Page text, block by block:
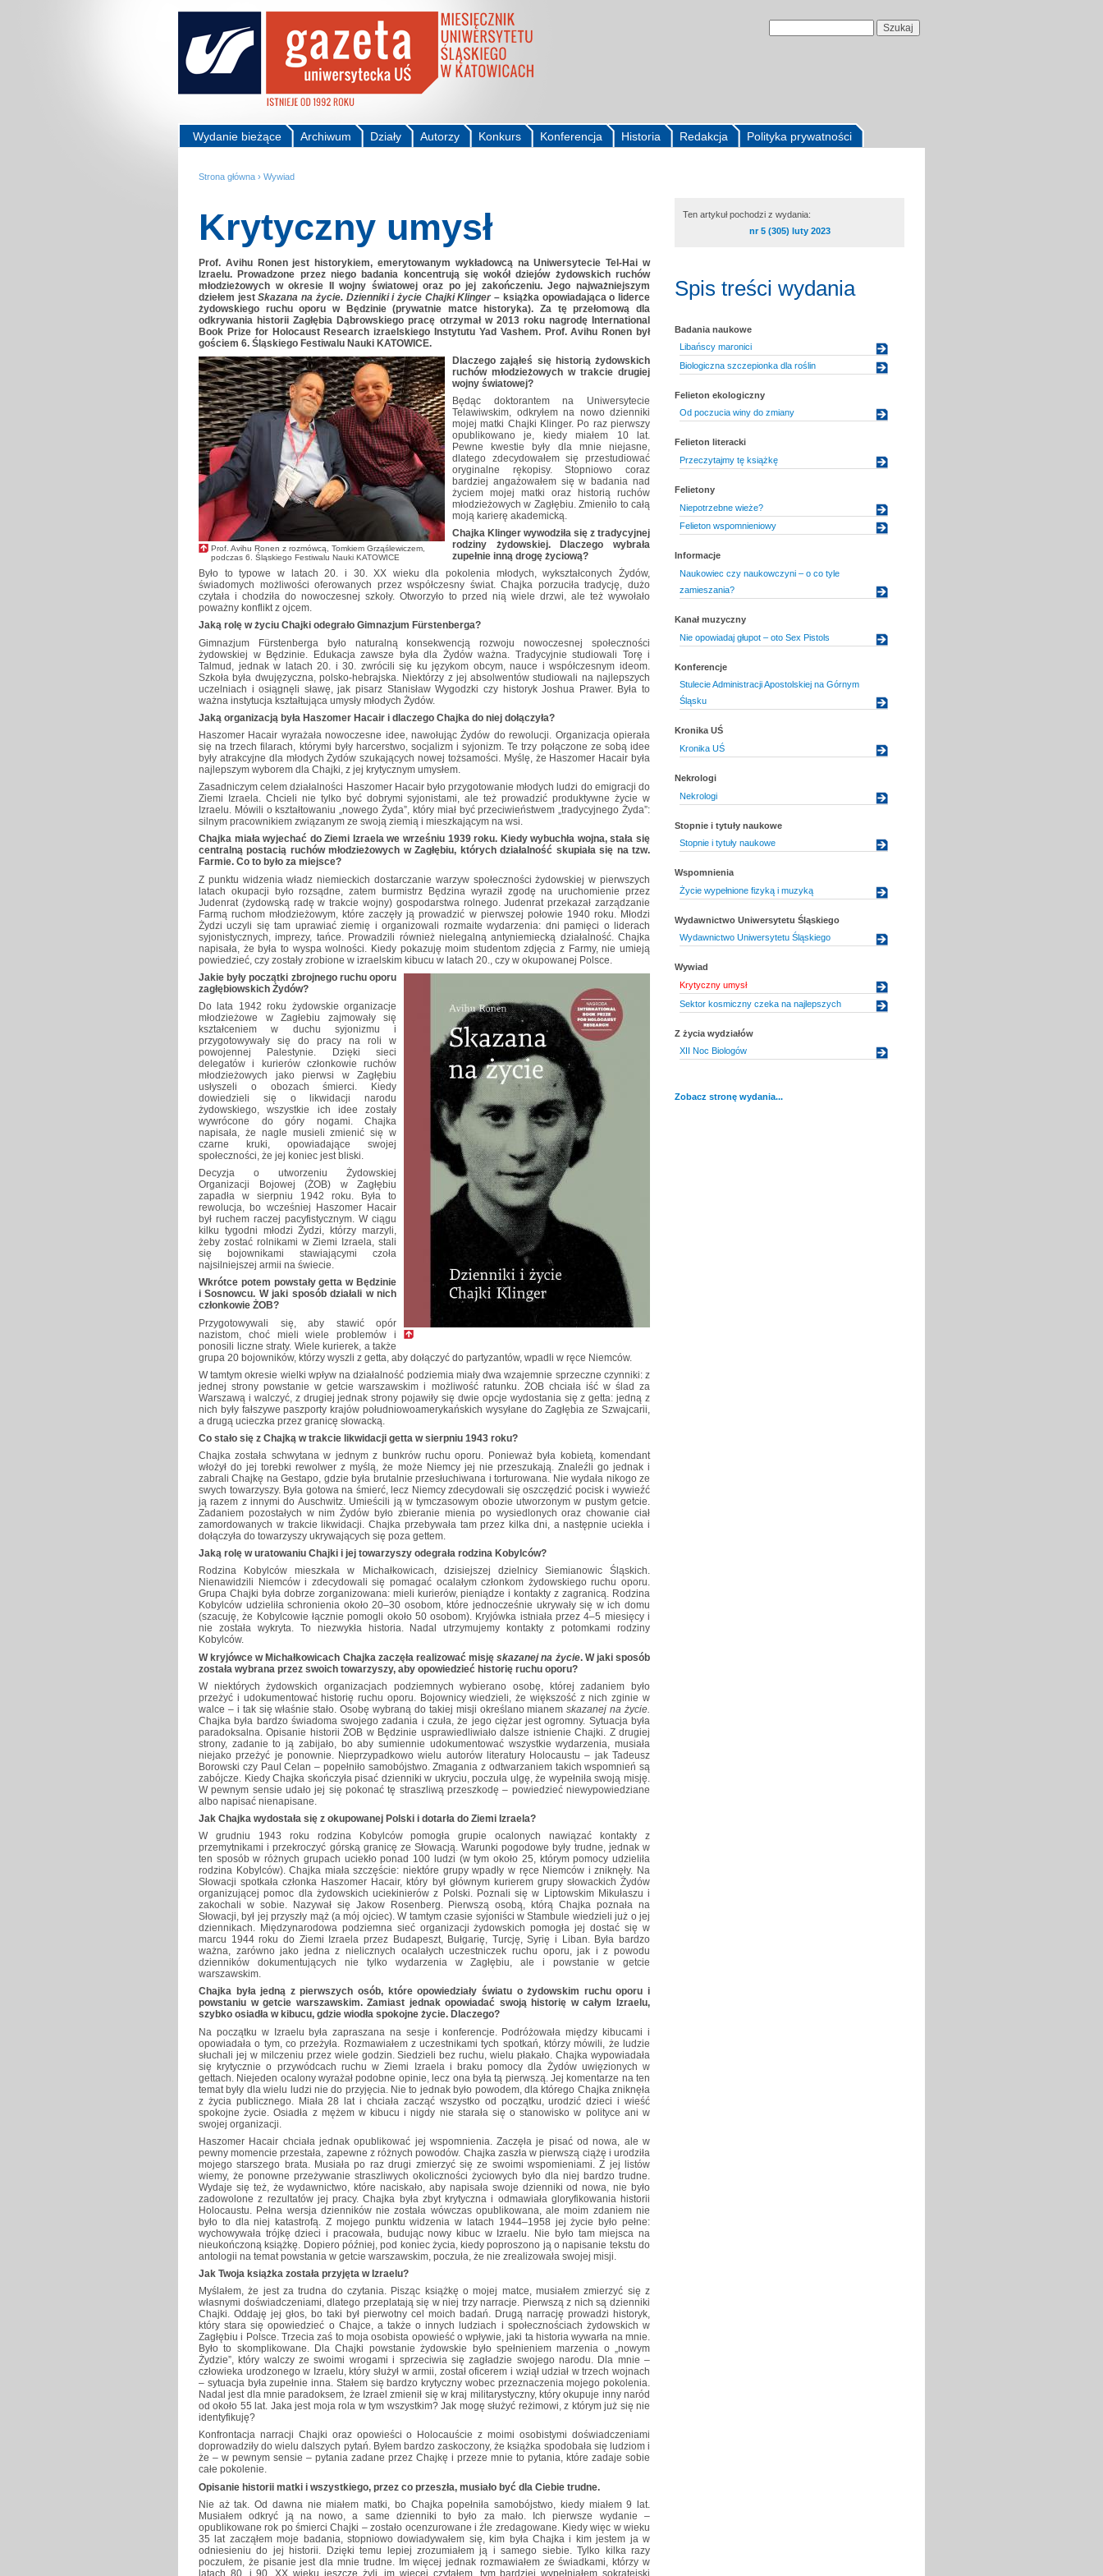
Polityka prywatności
Redakcja
Historia
Konferencja
Konkurs
Autorzy
Działy
Archiwum
Wydanie bieżące
Strona główna › Wywiad
Krytyczny umysł
Prof. Avihu Ronen jest historykiem, emerytowanym wykładowcą na Uniwersytecie Tel-Hai w
Izraelu. Prowadzone przez niego badania koncentrują się wokół dziejów żydowskich ruchów
młodzieżowych w okresie II wojny światowej oraz po jej zakończeniu. Jego najważniejszym
dziełem jestSkazana na życie. Dzienniki i życie Chajki Klinger – książka opowiadająca o liderce
żydowskiego ruchu oporu w Będzinie (prywatnie matce historyka). Za tę przełomową dla
odkrywania historii Zagłębia Dąbrowskiego pracę otrzymał w 2013 roku nagrodę International
Book Prize for Holocaust Research izraelskiego Instytutu Yad Vashem. Prof. Avihu Ronen był
gościem 6. Śląskiego Festiwalu Nauki KATOWICE.
Prof. Avihu Ronen z rozmówcą, Tomkiem Grząślewiczem,
podczas 6. Śląskiego Festiwalu Nauki KATOWICE
Dlaczego zająłeś się historią żydowskich
ruchów młodzieżowych w trakcie drugiej
wojny światowej?
Będąc doktorantem na Uniwersytecie
Telawiwskim, odkryłem na nowo dzienniki
mojej matki Chajki Klinger. Po raz pierwszy
opublikowano je, kiedy miałem 10 lat.
Pewne kwestie były dla mnie niejasne,
dlatego zdecydowałem się przestudiować
oryginalne rękopisy. Stopniowo coraz
bardziej angażowałem się w badania nad
życiem mojej matki oraz historią ruchów
młodzieżowych w Zagłębiu. Zmieniło to całą
moją karierę akademicką.
Chajka Klinger wywodziła się z tradycyjnej
rodziny żydowskiej. Dlaczego wybrała
zupełnie inną drogę życiową?
Było to typowe w latach 20. i 30. XX wieku dla pokolenia młodych, wykształconych Żydów,
świadomych możliwości oferowanych przez współczesny świat. Chajka porzuciła tradycję, dużo
czytała i chodziła do nowoczesnej szkoły. Otworzyło to przed nią wiele drzwi, ale też wywołało
poważny konflikt z ojcem.
Jaką rolę w życiu Chajki odegrało Gimnazjum Fürstenberga?
Gimnazjum Fürstenberga było naturalną konsekwencją rozwoju nowoczesnej społeczności
żydowskiej w Będzinie. Edukacja zawsze była dla Żydów ważna. Tradycyjnie studiowali Torę i
Talmud, jednak w latach 20. i 30. zwrócili się ku językom obcym, nauce i współczesnym ideom.
Szkoła była dwujęzyczna, polsko-hebrajska. Niektórzy z jej absolwentów studiowali na najlepszych
uczelniach i osiągnęli sławę, jak pisarz Stanisław Wygodzki czy historyk Joshua Prawer. Była to
ważna instytucja kształtująca umysły młodych Żydów.
Jaką organizacją była Haszomer Hacair i dlaczego Chajka do niej dołączyła?
Haszomer Hacair wyrażała nowoczesne idee, nawołując Żydów do rewolucji. Organizacja opierała
się na trzech filarach, którymi były harcerstwo, socjalizm i syjonizm. Te trzy połączone ze sobą idee
były atrakcyjne dla młodych Żydów szukających nowej tożsamości. Myślę, że Haszomer Hacair była
najlepszym wyborem dla Chajki, z jej krytycznym umysłem.
Zasadniczym celem działalności Haszomer Hacair było przygotowanie młodych ludzi do emigracji do
Ziemi Izraela. Chcieli nie tylko być dobrymi syjonistami, ale też prowadzić produktywne życie w
Izraelu. Mówili o kształtowaniu „nowego Żyda”, który miał być przeciwieństwem „tradycyjnego Żyda”:
silnym pracownikiem związanym ze swoją ziemią i mieszkającym na wsi.
Chajka miała wyjechać do Ziemi Izraela we wrześniu 1939 roku. Kiedy wybuchła wojna, stała się
centralną postacią ruchów młodzieżowych w Zagłębiu, których działalność skupiała się na tzw.
Farmie. Co to było za miejsce?
Z punktu widzenia władz niemieckich dostarczanie warzyw społeczności żydowskiej w pierwszych
latach okupacji było rozsądne, zatem burmistrz Będzina wyraził zgodę na uruchomienie przez
Judenrat (żydowską radę w trakcie wojny) gospodarstwa rolnego. Judenrat przekazał zarządzanie
Farmą ruchom młodzieżowym, które zaczęły ją prowadzić w pierwszej połowie 1940 roku. Młodzi
Żydzi uczyli się tam uprawiać ziemię i organizowali rozmaite wydarzenia: dni pamięci o liderach
syjonistycznych, imprezy, tańce. Prowadzili również nielegalną antyniemiecką działalność. Chajka
napisała, że była to wyspa wolności. Kiedy pokazuję moim studentom zdjęcia z Farmy, nie umieją
powiedzieć, czy zostały zrobione w izraelskim kibucu w latach 20., czy w okupowanej Polsce.
Jakie były początki zbrojnego ruchu oporu
zagłębiowskich Żydów?
Do lata 1942 roku żydowskie organizacje
młodzieżowe w Zagłebiu zajmowały się
kształceniem w duchu syjonizmu i
przygotowywały się do pracy na roli w
powojennej Palestynie. Dzięki sieci
delegatów i kurierów członkowie ruchów
młodzieżowych jako pierwsi w Zagłębiu
usłyszeli o obozach śmierci. Kiedy
dowiedzieli się o likwidacji narodu
żydowskiego, wszystkie ich idee zostały
wywrócone do góry nogami. Chajka
napisała, że nagle musieli zmienić się w
czarne kruki, opowiadające swojej
społeczności, że jej koniec jest bliski.
Decyzja o utworzeniu Żydowskiej
Organizacji Bojowej (ŻOB) w Zagłębiu
zapadła w sierpniu 1942 roku. Była to
rewolucja, bo wcześniej Haszomer Hacair
był ruchem raczej pacyfistycznym. W ciągu
kilku tygodni młodzi Żydzi, którzy marzyli,
żeby zostać rolnikami w Ziemi Izraela, stali
się bojownikami stawiającymi czoła
najsilniejszej armii na świecie.
Wkrótce potem powstały getta w Będzinie
i Sosnowcu. W jaki sposób działali w nich
członkowie ŻOB?
Przygotowywali się, aby stawić opór
nazistom, choć mieli wiele problemów i
ponosili liczne straty. Wiele kurierek, a także
grupa 20 bojowników, którzy wyszli z getta, aby dołączyć do partyzantów, wpadli w ręce Niemców.
W tamtym okresie wielki wpływ na działalność podziemia miały dwa wzajemnie sprzeczne czynniki: z
jednej strony powstanie w getcie warszawskim i możliwość ratunku. ŻOB chciała iść w ślad za
Warszawą i walczyć, z drugiej jednak strony pojawiły się dwie opcje wydostania się z getta: jedną z
nich były fałszywe paszporty krajów południowoamerykańskich wysyłane do Zagłębia ze Szwajcarii,
a drugą ucieczka przez granicę słowacką.
Co stało się z Chajką w trakcie likwidacji getta w sierpniu 1943 roku?
Chajka została schwytana w jednym z bunkrów ruchu oporu. Ponieważ była kobietą, komendant
włożył do jej torebki rewolwer z myślą, że może Niemcy jej nie przeszukają. Znaleźli go jednak i
zabrali Chajkę na Gestapo, gdzie była brutalnie przesłuchiwana i torturowana. Nie wydała nikogo ze
swych towarzyszy. Była gotowa na śmierć, lecz Niemcy zdecydowali się oszczędzić pocisk i wywieźć
ją razem z innymi do Auschwitz. Umieścili ją w tymczasowym obozie utworzonym w pustym getcie.
Zadaniem pozostałych w nim Żydów było zbieranie mienia po wysiedlonych oraz chowanie ciał
zamordowanych w trakcie likwidacji. Chajka przebywała tam przez kilka dni, a następnie uciekła i
dołączyła do towarzyszy ukrywających się poza gettem.
Jaką rolę w uratowaniu Chajki i jej towarzyszy odegrała rodzina Kobylców?
Rodzina Kobylców mieszkała w Michałkowicach, dzisiejszej dzielnicy Siemianowic Śląskich.
Nienawidzili Niemców i zdecydowali się pomagać ocalałym członkom żydowskiego ruchu oporu.
Grupa Chajki była dobrze zorganizowana: mieli kurierów, pieniądze i kontakty z zagranicą. Rodzina
Kobylców udzieliła schronienia około 20–30 osobom, które jednocześnie ukrywały się w ich domu
(szacuję, że Kobylcowie łącznie pomogli około 50 osobom). Kryjówka istniała przez 4–5 miesięcy i
nie została wykryta. To niezwykła historia. Nadal utrzymujemy kontakty z potomkami rodziny
Kobylców.
W kryjówce w Michałkowicach Chajka zaczęła realizować misjęskazanej na życie. W jaki sposób
została wybrana przez swoich towarzyszy, aby opowiedzieć historię ruchu oporu?
W niektórych żydowskich organizacjach podziemnych wybierano osobę, której zadaniem było
przeżyć i udokumentować historię ruchu oporu. Bojownicy wiedzieli, że większość z nich zginie w
walce – i tak się właśnie stało. Osobę wybraną do takiej misji określano mianemskazanej na życie.
Chajka była bardzo świadoma swojego zadania i czuła, że jego ciężar jest ogromny. Sytuacja była
paradoksalna. Opisanie historii ŻOB w Będzinie usprawiedliwiało dalsze istnienie Chajki. Z drugiej
strony, zadanie to ją zabijało, bo aby sumiennie udokumentować wszystkie wydarzenia, musiała
niejako przeżyć je ponownie. Nieprzypadkowo wielu autorów literatury Holocaustu – jak Tadeusz
Borowski czy Paul Celan – popełniło samobójstwo. Zmagania z odtwarzaniem takich wspomnień są
zabójcze. Kiedy Chajka skończyła pisać dzienniki w ukryciu, poczuła ulgę, że wypełniła swoją misję.
W pewnym sensie udało jej się pokonać tę straszliwą przeszkodę – powiedzieć niewypowiedziane
albo napisać nienapisane.
Jak Chajka wydostała się z okupowanej Polski i dotarła do Ziemi Izraela?
W grudniu 1943 roku rodzina Kobylców pomogła grupie ocalonych nawiązać kontakty z
przemytnikami i przekroczyć górską granicę ze Słowacją. Warunki pogodowe były trudne, jednak w
ten sposób w różnych grupach uciekło ponad 100 ludzi (w tym około 25, którym pomocy udzieliła
rodzina Kobylców). Chajka miała szczęście: niektóre grupy wpadły w ręce Niemców i zniknęły. Na
Słowacji spotkała członka Haszomer Hacair, który był głównym kurierem grupy słowackich Żydów
organizującej pomoc dla żydowskich uciekinierów z Polski. Poznali się w Liptowskim Mikułaszu i
zakochali w sobie. Nazywał się Jakow Rosenberg. Pierwszą osobą, którą Chajka poznała na
Słowacji, był jej przyszły mąż (a mój ojciec). W tamtym czasie syjoniści w Stambule wiedzieli już o jej
dziennikach. Międzynarodowa podziemna sieć organizacji żydowskich pomogła jej dostać się w
marcu 1944 roku do Ziemi Izraela przez Budapeszt, Bułgarię, Turcję, Syrię i Liban. Była bardzo
ważna, zarówno jako jedna z nielicznych ocalałych uczestniczek ruchu oporu, jak i z powodu
dzienników dokumentujących nie tylko wydarzenia w Zagłębiu, ale i powstanie w getcie
warszawskim.
Chajka była jedną z pierwszych osób, które opowiedziały światu o żydowskim ruchu oporu i
powstaniu w getcie warszawskim. Zamiast jednak opowiadać swoją historię w całym Izraelu,
szybko osiadła w kibucu, gdzie wiodła spokojne życie. Dlaczego?
Na początku w Izraelu była zapraszana na sesje i konferencje. Podróżowała między kibucami i
opowiadała o tym, co przeżyła. Rozmawiałem z uczestnikami tych spotkań, którzy mówili, że ludzie
słuchali jej w milczeniu przez wiele godzin. Siedzieli bez ruchu, wielu płakało. Chajka wypowiadała
się krytycznie o przywódcach ruchu w Ziemi Izraela i braku pomocy dla Żydów uwięzionych w
gettach. Niejeden ocalony wyrażał podobne opinie, lecz ona była tą pierwszą. Jej komentarze na ten
temat były dla wielu ludzi nie do przyjęcia. Nie to jednak było powodem, dla którego Chajka zniknęła
z życia publicznego. Miała 28 lat i chciała zacząć wszystko od początku, urodzić dzieci i wieść
spokojne życie. Osiadła z mężem w kibucu i nigdy nie starała się o stanowisko w polityce ani w
swojej organizacji.
Haszomer Hacair chciała jednak opublikować jej wspomnienia. Zaczęła je pisać od nowa, ale w
pewny momencie przestała, zapewne z różnych powodów. Chajka zaszła w pierwszą ciążę i urodziła
mojego starszego brata. Musiała po raz drugi zmierzyć się ze swoimi wspomieniami. Z jej listów
wiemy, że ponowne przeżywanie straszliwych okoliczności życiowych było dla niej bardzo trudne.
Wydaje się też, że wydawnictwo, które naciskało, aby napisała swoje dzienniki od nowa, nie było
zadowolone z rezultatów jej pracy. Chajka była zbyt krytyczna i odmawiała gloryfikowania historii
Holocaustu. Pełna wersja dzienników nie została wówczas opublikowana, ale moim zdaniem nie
było to dla niej katastrofą. Z mojego punktu widzenia w latach 1944–1958 jej życie było pełne:
wychowywała trójkę dzieci i pracowała, budując nowy kibuc w Izraelu. Nie było tam miejsca na
nieukończoną książkę. Dopiero później, pod koniec życia, kiedy poproszono ją o napisanie tekstu do
antologii na temat powstania w getcie warszawskim, poczuła, że nie zrealizowała swojej misji.
Jak Twoja książka została przyjęta w Izraelu?
Myślałem, że jest za trudna do czytania. Pisząc książkę o mojej matce, musiałem zmierzyć się z
własnymi doświadczeniami, dlatego przeplatają się w niej trzy narracje. Pierwszą z nich są dzienniki
Chajki. Oddaję jej głos, bo taki był pierwotny cel moich badań. Drugą narrację prowadzi historyk,
który stara się opowiedzieć o Chajce, a także o innych ludziach i społecznościach żydowskich w
Zagłębiu i Polsce. Trzecia zaś to moja osobista opowieść o wpływie, jaki ta historia wywarła na mnie.
Było to skomplikowane. Dla Chajki powstanie żydowskie było spełnieniem marzenia o „nowym
Żydzie”, który walczy ze swoimi wrogami i sprzeciwia się zagładzie swojego narodu. Dla mnie –
człowieka urodzonego w Izraelu, który służył w armii, został oficerem i wziął udział w trzech wojnach
– sytuacja była zupełnie inna. Stałem się bardzo krytyczny wobec przeznaczenia mojego pokolenia.
Nadal jest dla mnie paradoksem, że Izrael zmienił się w kraj militarystyczny, który okupuje inny naród
od około 55 lat. Jaka jest moja rola w tym wszystkim? Jak mogę służyć reżimowi, z którym już się nie
identyfikuję?
Konfrontacja narracji Chajki oraz opowieści o Holocauście z moimi osobistymi doświadczeniami
doprowadziły do wielu dalszych pytań. Byłem bardzo zaskoczony, że książka spodobała się ludziom i
że – w pewnym sensie – pytania zadane przez Chajkę i przeze mnie to pytania, które zadaje sobie
całe pokolenie.
Opisanie historii matki i wszystkiego, przez co przeszła, musiało być dla Ciebie trudne.
Nie aż tak. Od dawna nie miałem matki, bo Chajka popełniła samobójstwo, kiedy miałem 9 lat.
Musiałem odkryć ją na nowo, a same dzienniki to było za mało. Ich pierwsze wydanie –
opublikowane rok po śmierci Chajki – zostało ocenzurowane i źle zredagowane. Kiedy więc w wieku
35 lat zacząłem moje badania, stopniowo dowiadywałem się, kim była Chajka i kim jestem ja w
odniesieniu do jej historii. Dzięki temu lepiej zrozumiałem ją i samego siebie. Tylko kilka razy
poczułem, że pisanie jest dla mnie trudne. Im więcej jednak rozmawiałem ze świadkami, którzy w
latach 80. i 90. XX wieku jeszcze żyli, im więcej czytałem, tym bardziej wypełniałem sokratejski
Ten artykuł pochodzi z wydania:
nr 5 (305) luty 2023
Spis treści wydania
Badania naukowe
Libańscy maronici
Biologiczna szczepionka dla roślin
Felieton ekologiczny
Od poczucia winy do zmiany
Felieton literacki
Przeczytajmy tę książkę
Felietony
Niepotrzebne wieże?
Felieton wspomnieniowy
Informacje
Naukowiec czy naukowczyni – o co tyle
zamieszania?
Kanał muzyczny
Nie opowiadaj głupot – oto Sex Pistols
Konferencje
Stulecie Administracji Apostolskiej na Górnym
Śląsku
Kronika UŚ
Kronika UŚ
Nekrologi
Nekrologi
Stopnie i tytuły naukowe
Stopnie i tytuły naukowe
Wspomnienia
Życie wypełnione fizyką i muzyką
Wydawnictwo Uniwersytetu Śląskiego
Wydawnictwo Uniwersytetu Śląskiego
Wywiad
Krytyczny umysł
Sektor kosmiczny czeka na najlepszych
Z życia wydziałów
XII Noc Biologów
Zobacz stronę wydania...